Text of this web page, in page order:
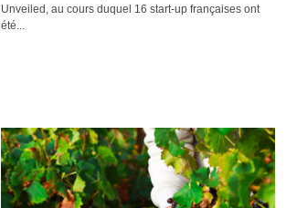
Unveiled, au cours duquel 16 start-up françaises ont
été...